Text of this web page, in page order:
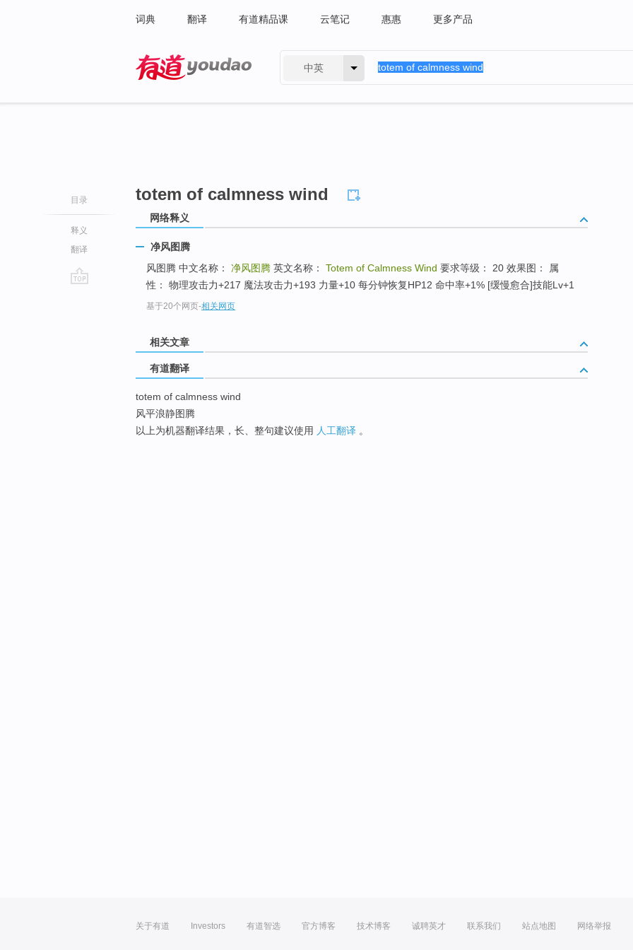
词典 翻译 有道精品课 云笔记 惠惠 更多产品
中英
目录
释义
翻译
totem of calmness wind
网络释义
净风图腾
风图腾 中文名称： 净风图腾 英文名称： Totem of Calmness Wind 要求等级： 20 效果图： 属
性： 物理攻击力+217 魔法攻击力+193 力量+10 每分钟恢复HP12 命中率+1% [缓慢愈合]技能Lv+1
基于20个网页-相关网页
相关文章
有道翻译
totem of calmness wind
风平浪静图腾
以上为机器翻译结果，长、整句建议使用 人工翻译 。
关于有道 Investors 有道智选 官方博客 技术博客 诚聘英才 联系我们 站点地图 网络举报